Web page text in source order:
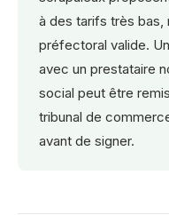
à des tarifs très bas,
préfectoral valide.
avec un prestataire
social peut être
tribunal de
avant de signer.